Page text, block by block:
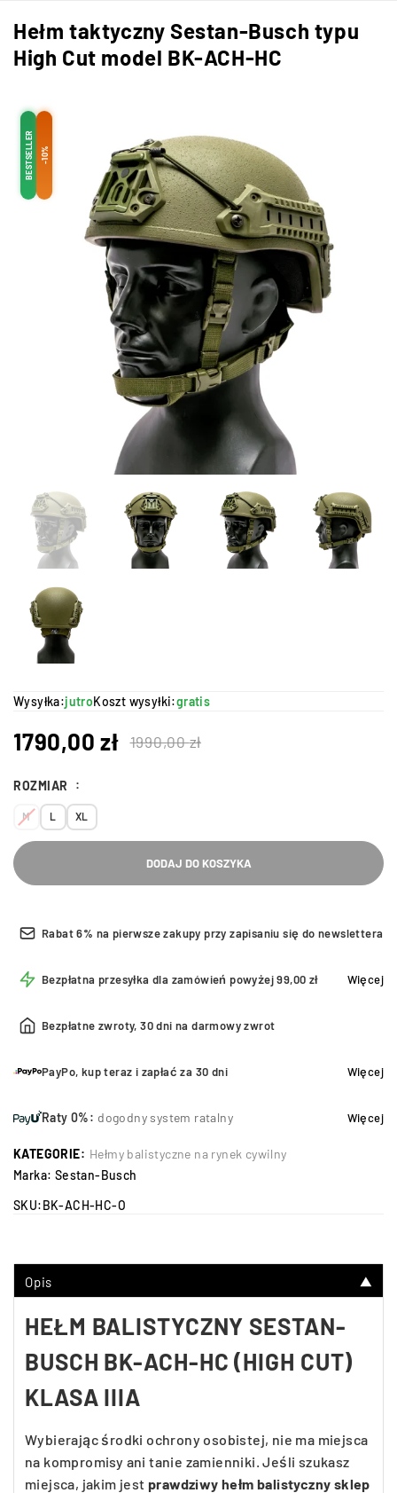
Hełm taktyczny Sestan-Busch typu
High Cut model BK-ACH-HC
BESTSELLER -10%
Wysyłka:jutroKoszt wysyłki:gratis
1990,00zł
1790,00 zł
ROZMIAR
M L XL
DODAJ DO KOSZYKA
Rabat 6% na pierwsze zakupy przy zapisaniu się do newslettera
Bezpłatna przesyłka dla zamówień powyżej 99,00 zł Więcej
Bezpłatne zwroty, 30 dni na darmowy zwrot
PayPo, kup teraz i zapłać za 30 dni Więcej
Raty 0%: dogodny system ratalny Więcej
KATEGORIE: Hełmy balistyczne na rynek cywilny
Marka: Sestan-Busch
SKU:BK-ACH-HC-O
Opis ▼
HEŁM BALISTYCZNY SESTAN-
BUSCH BK-ACH-HC (HIGH CUT)
KLASA IIIA
Wybierając środki ochrony osobistej, nie ma miejsca
na kompromisy ani tanie zamienniki. Jeśli szukasz
miejsca, jakim jest prawdziwy hełm balistyczny sklep